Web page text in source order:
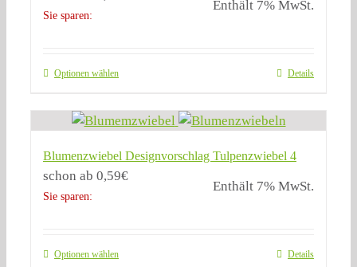
Sie sparen:
Enthält 7% MwSt.
Optionen wählen Details
Blumenzwiebel Designvorschlag Tulpenzwiebel 4
schon ab 0,59€
Sie sparen:
Enthält 7% MwSt.
Optionen wählen Details